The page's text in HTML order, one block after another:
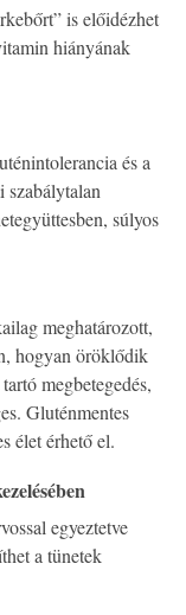
is előidézhet
hiányának
és a
szabálytalan
súlyos
meghatározott,
hogyan öröklődik
megbetegedés,
Gluténmentes
élet érhető el.
egyeztetve
a tünetek